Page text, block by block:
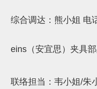
综合调达：熊小姐 电
eins（安宜思）夹具
联络担当：韦小姐/朱
真空发生器、过滤器、确认阀
HNW系列 (18)
微型气剪用配件 (6)
NW快速交换部品 (2)
气剪固定架，安装支架 (5)
气剪用备件 (0)
NW系列